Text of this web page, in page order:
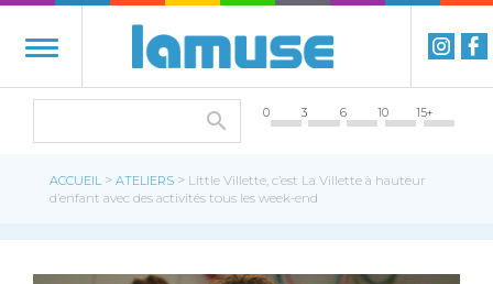
0 3 6 10 15+
ACCUEIL > ATELIERS > Little Villette, c’est La Villette à hauteur
d’enfant avec des activités tous les week-end